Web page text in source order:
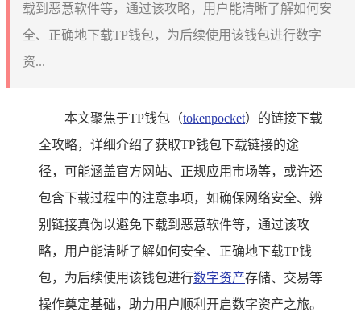
载到恶意软件等，通过该攻略，用户能清晰了解如何安
全、正确地下载TP钱包，为后续使用该钱包进行数字
资...
本文聚焦于TP钱包（tokenpocket）的链接下载
全攻略，详细介绍了获取TP钱包下载链接的途
径，可能涵盖官方网站、正规应用市场等，或许还
包含下载过程中的注意事项，如确保网络安全、辨
别链接真伪以避免下载到恶意软件等，通过该攻
略，用户能清晰了解如何安全、正确地下载TP钱
包，为后续使用该钱包进行数字资产存储、交易等
操作奠定基础，助力用户顺利开启数字资产之旅。